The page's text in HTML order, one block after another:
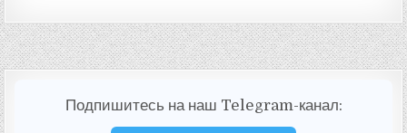
Подпишитесь на наш Telegram-канал: